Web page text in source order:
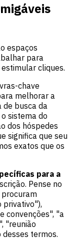
espaços
para
cliques.
chave
melhorar a
de busca da
sistema do
dos hóspedes
significa que seu
exatos que os
para a
Pense no
procuram
privativo"),
convenções", "a
"reunião
termos.